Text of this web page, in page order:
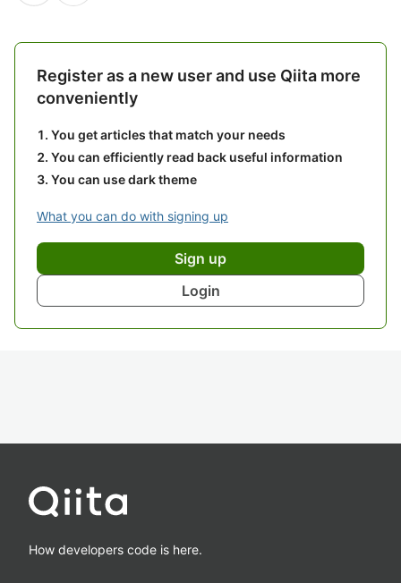
Register as a new user and use Qiita more
conveniently
You get articles that match your needs
You can efficiently read back useful information
You can use dark theme
What you can do with signing up
Sign up
Login
How developers code is here.